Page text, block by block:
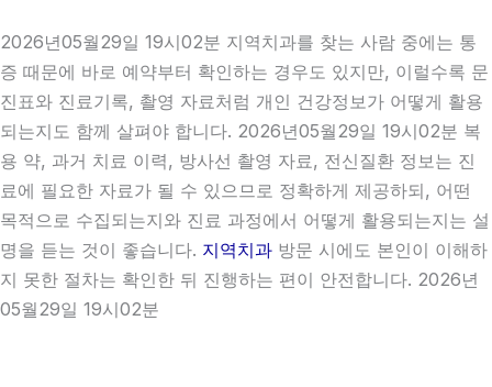
2026년05월29일 19시02분 지역치과를 찾는 사람 중에는 통
증 때문에 바로 예약부터 확인하는 경우도 있지만, 이럴수록 문
진표와 진료기록, 촬영 자료처럼 개인 건강정보가 어떻게 활용
되는지도 함께 살펴야 합니다. 2026년05월29일 19시02분 복
용 약, 과거 치료 이력, 방사선 촬영 자료, 전신질환 정보는 진
료에 필요한 자료가 될 수 있으므로 정확하게 제공하되, 어떤
목적으로 수집되는지와 진료 과정에서 어떻게 활용되는지는 설
명을 듣는 것이 좋습니다. 지역치과 방문 시에도 본인이 이해하
지 못한 절차는 확인한 뒤 진행하는 편이 안전합니다. 2026년
05월29일 19시02분